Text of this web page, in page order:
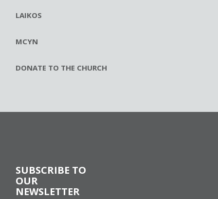
LAIKOS
MCYN
DONATE TO THE CHURCH
SUBSCRIBE TO
OUR
NEWSLETTER